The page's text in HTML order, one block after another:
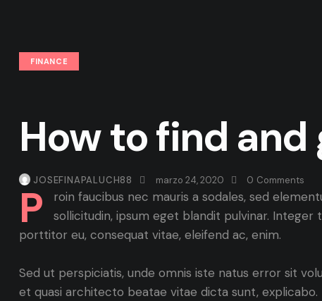
FINANCE
How to find
JOSEFINAPALUCH88 marzo 24, 2020 0 Comments
P
roin faucibus nec mauris a sodales, sed
sollicitudin, ipsum eget blandit pulvinar. Integer
porttitor eu, consequat vitae, eleifend ac, enim.
Sed ut perspiciatis, unde omnis iste natus error sit
et quasi architecto beatae vitae dicta sunt, explicabo.